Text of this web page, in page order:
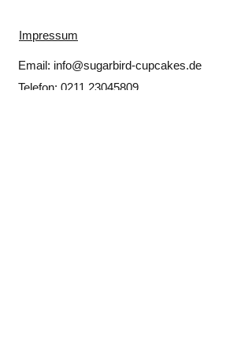
Impressum
Email: info@sugarbird-cupcakes.de
Telefon: 0211 23045809